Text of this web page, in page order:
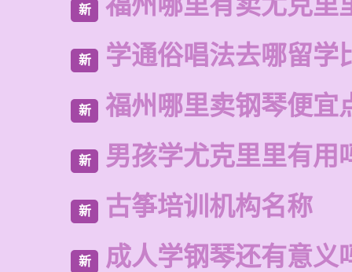
新
新 学通俗唱法去哪留学
新 福州哪里卖钢琴便宜
新 男孩学尤克里里有用
新 古筝培训机构名称
新 成人学钢琴还有意义